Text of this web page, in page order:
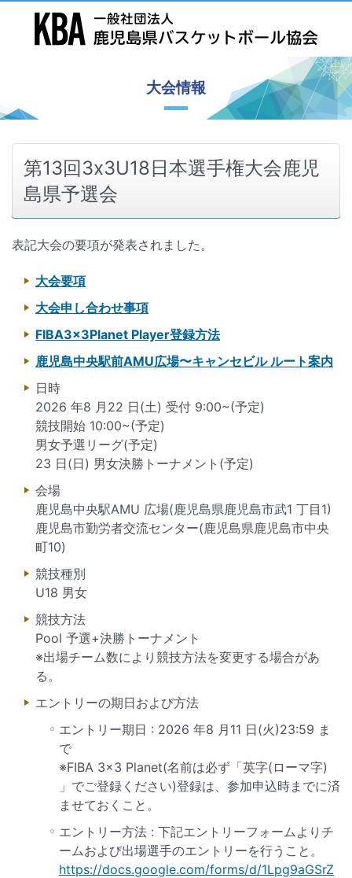
大会情報
第13回3x3U18日本選手権大会鹿児
島県予選会
表記大会の要項が発表されました。
大会要項
大会申し合わせ事項
FIBA3x3Planet Player登録方法
鹿児島中央駅前AMU広場〜キャンセビル ルート案内
日時
2026 年8 月22 日(土) 受付 9:00~(予定)
競技開始 10:00~(予定)
男女予選リーグ(予定)
23 日(日) 男女決勝トーナメント(予定)
会場
鹿児島中央駅AMU 広場(鹿児島県鹿児島市武1 丁目1)
鹿児島市勤労者交流センター(鹿児島県鹿児島市中央
町10)
競技種別
U18 男女
競技方法
Pool 予選+決勝トーナメント
※出場チーム数により競技方法を変更する場合があ
る。
エントリーの期日および方法
エントリー期日 : 2026 年8 月11 日(火)23:59 ま
で
※FIBA 3×3 Planet(名前は必ず「英字(ローマ字)
」でご登録ください)登録は、参加申込時までに済
ませておくこと。
エントリー方法 : 下記エントリーフォームよりチ
ームおよび出場選手のエントリーを行うこと。
https://docs.google.com/forms/d/1Lpg9aGSrZ